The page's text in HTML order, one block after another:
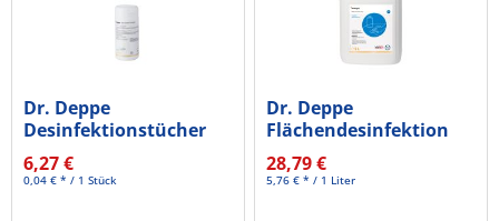
Dr. Deppe
Desinfektionstücher
Beta Guard 601111...
6,27 €
0,04 € * / 1 Stück
Dr. Deppe
Flächendesinfektion
Beta Guard 5l
28,79 €
5,76 € * / 1 Liter